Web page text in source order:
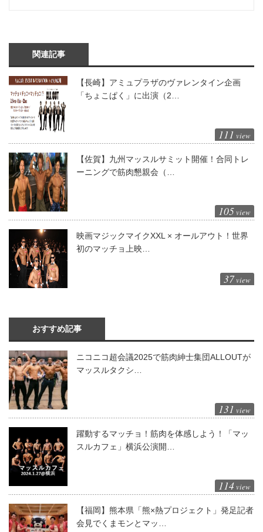
関連記事
【長崎】アミュプラザのヴァレンタイン企画
「ちょこぱく」に出演（2…
111 view
【佐賀】九州マッスルサミット開催！合同トレ
ーニングで筋肉懇親会（…
105 view
映画マジックマイクXXL × オールアウト！世界
初のマッチョ上映…
37 view
おすすめ記事
ニコニコ超会議2025で筋肉紳士集団ALLOUTが
マッスルタクシ…
131 view
躍動するマッチョ！筋肉を体感しよう！「マッ
スルカフェ」横浜公演開…
114 view
【福岡】熊本県「熊×熱プロジェクト」発足記者
会見でくまモンとマッ…